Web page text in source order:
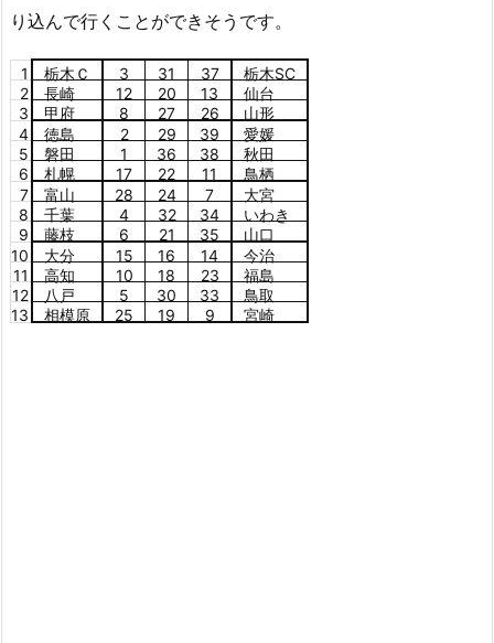
り込んで行くことができそうです。
1 栃木Ｃ 3 31 37
栃木SC
2
長崎 12 20 13
仙台
3
甲府 8 27 26
山形
4
徳島 2 29 39
愛媛
5
磐田 1 36 38
秋田
6
札幌 17 22 11
鳥栖
7
富山 28 24 7
大宮
8
千葉 4 32 34
いわき
9
藤枝 6 21 35
山口
10
大分 15 16 14
今治
11
高知 10 18 23
福島
12
八戸 5 30 33
鳥取
13
相模原 25 19 9 宮崎